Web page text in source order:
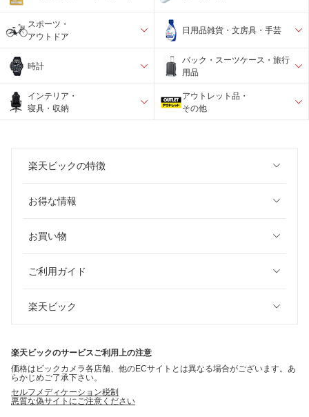
スポーツ・
アウトドア
日用品雑貨・文房具・手芸
時計
バック・スーツケース・旅行
用品
インテリア・
寝具・収納
アウトレット品・
その他
楽天ビックの特徴
お得な情報
お買い物
ご利用ガイド
楽天ビック
楽天ビックのサービスご利用上の注意
価格はビックカメラ各店舗、他のECサイトとは異なる場合がございます。あ
らかじめご了承下さい。
セルフメディケーション税制
悪質な偽サイトにご注意ください